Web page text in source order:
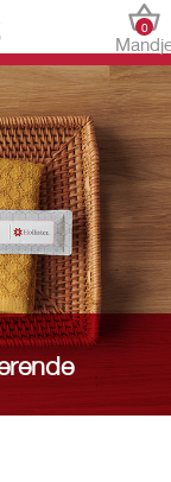
0